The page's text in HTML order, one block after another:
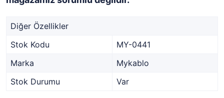
Diğer Özellikler
Stok Kodu
MY-0441
Marka
Mykablo
Stok Durumu
Var